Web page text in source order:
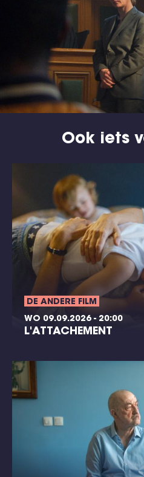
Ook iets
DE ANDERE FILM
WO 09.09.2026 - 20:00
L'ATTACHEMENT